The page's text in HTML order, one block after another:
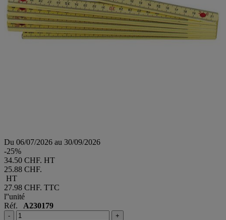
Du 06/07/2026 au 30/09/2026
-25%
34.50 CHF. HT
25.88 CHF.
HT
27.98 CHF. TTC
l''unité
Réf. A230179
- +